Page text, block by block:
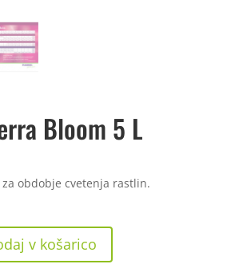
Bloom 5 L
obdobje cvetenja rastlin.
v košarico